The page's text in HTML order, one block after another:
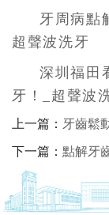
牙周病點
超聲波洗牙
深圳福田
牙！_超聲波
上一篇： 牙齒鬆
下一篇： 點解牙